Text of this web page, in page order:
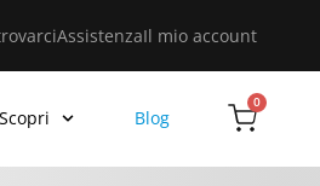
AssistenzaIl mio account
Scopri Blog
0